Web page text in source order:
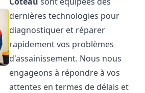
dernières technologies pour
diagnostiquer et réparer
rapidement vos problèmes
d'assainissement. Nous nous
engageons à répondre à vos
attentes en termes de délais et